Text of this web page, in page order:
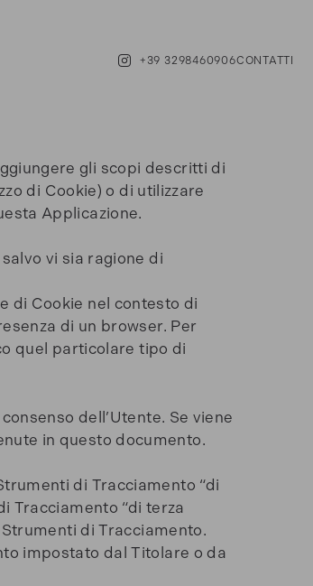
+39 3298460906CONTATTI
gli scopi descritti di
di Cookie) o di utilizzare
Applicazione.
vi sia ragione di
di Cookie nel contesto di
di un browser. Per
quel particolare tipo di
dell’Utente. Se viene
in questo documento.
di Tracciamento “di
Tracciamento “di terza
di Tracciamento.
impostato dal Titolare o da